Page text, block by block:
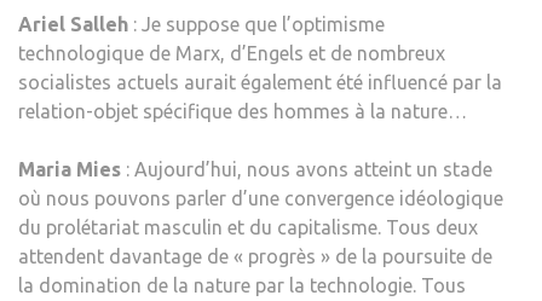
Ariel Salleh : Je suppose que l’optimisme
technologique de Marx, d’Engels et de nombreux
socialistes actuels aurait également été influencé par la
relation-objet spécifique des hommes à la nature…
Maria Mies : Aujourd’hui, nous avons atteint un stade
où nous pouvons parler d’une convergence idéologique
du prolétariat masculin et du capitalisme. Tous deux
attendent davantage de « progrès » de la poursuite de
la domination de la nature par la technologie. Tous